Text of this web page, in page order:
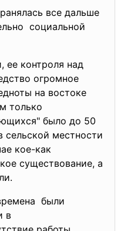
все дальше
социальной
ее контроля над
огромное
на востоке
только
было до 50
сельской местности
кое-как
существование, а
были
в